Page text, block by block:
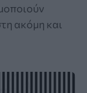
ακόμη και